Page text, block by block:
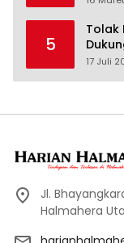
5
Tolak
17 Juli
Jl.
Halmahera